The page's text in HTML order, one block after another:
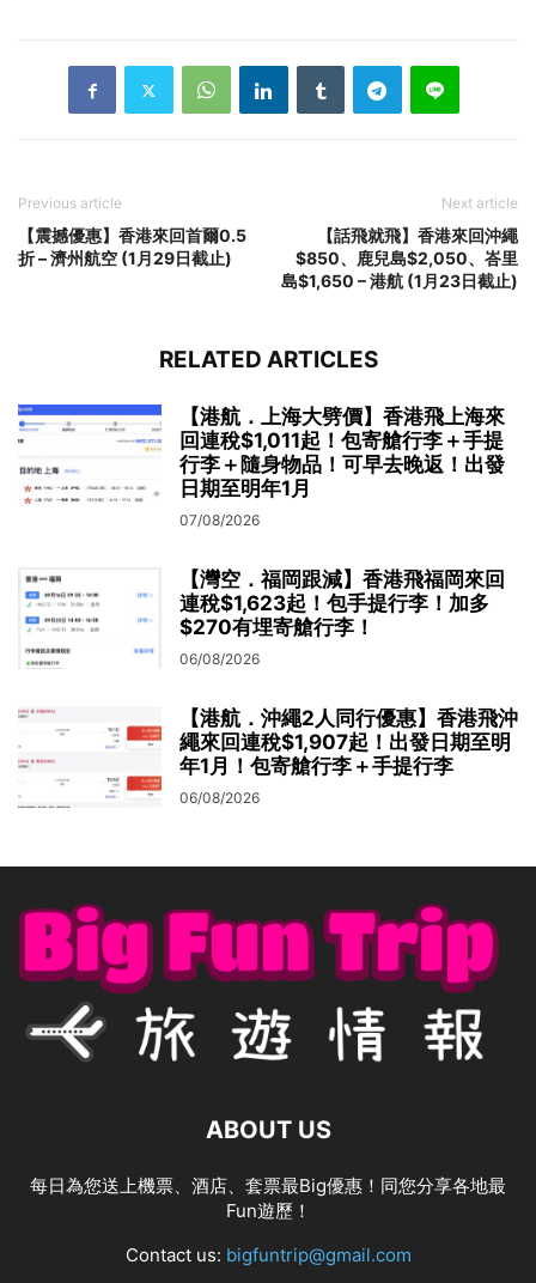
Previous article
【震撼優惠】香港來回首爾0.5
折 – 濟州航空 (1月29日截止)
Next article
【話飛就飛】香港來回沖繩
$850、鹿兒島$2,050、峇里
島$1,650 – 港航 (1月23日截止)
RELATED ARTICLES
【港航．上海大劈價】香港飛上海來
回連稅$1,011起！包寄艙行李＋手提
行李＋隨身物品！可早去晚返！出發
日期至明年1月
07/08/2026
【灣空．福岡跟減】香港飛福岡來回
連稅$1,623起！包手提行李！加多
$270有埋寄艙行李！
06/08/2026
【港航．沖繩2人同行優惠】香港飛沖
繩來回連稅$1,907起！出發日期至明
年1月！包寄艙行李＋手提行李
06/08/2026
ABOUT US
每日為您送上機票、酒店、套票最Big優惠！同您分享各地最
Fun遊歷！
Contact us: bigfuntrip@gmail.com